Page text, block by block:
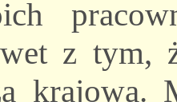
z tym,
krajową.